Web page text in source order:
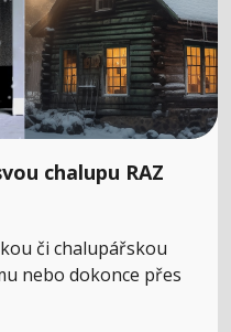
chalupu RAZ
či chalupářskou
nebo dokonce přes